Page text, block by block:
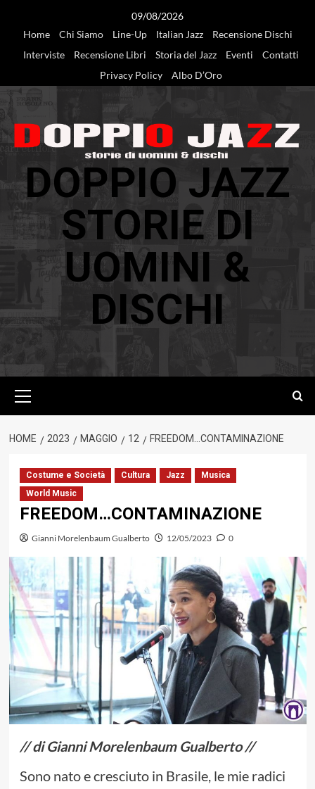
09/08/2026
Home
Chi Siamo Line-Up Italian Jazz
Recensione Dischi
Interviste
Recensione Libri Storia del Jazz Eventi
Contatti
Privacy Policy
Albo D’Oro
DOPPIO JAZZ
STORIE DI
UOMINI &
DISCHI
principale
HOME 2023 MAGGIO 12 FREEDOM…CONTAMINAZIONE
Costume e Società Cultura Jazz
Musica
World Music
FREEDOM…CONTAMINAZIONE
Gianni Morelenbaum Gualberto 12/05/2023 0
// di Gianni Morelenbaum Gualberto //
Sono nato e cresciuto in Brasile, le mie radici